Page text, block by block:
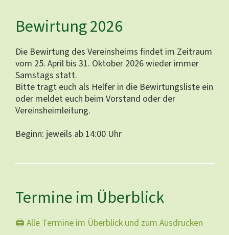
Bewirtung 2026
Die Bewirtung des Vereinsheims findet im Zeitraum
vom 25. April bis 31. Oktober 2026 wieder immer
Samstags statt.
Bitte tragt euch als Helfer in die Bewirtungsliste ein
oder meldet euch beim Vorstand oder der
Vereinsheimleitung.
Beginn: jeweils ab 14:00 Uhr
Termine im Überblick
🖨️ Alle Termine im Überblick und zum Ausdrucken